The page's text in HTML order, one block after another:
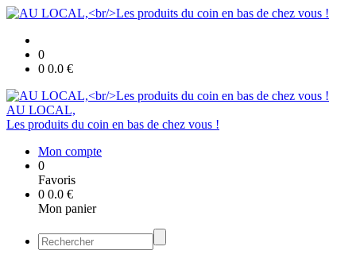
0
0 0.0 €
AU LOCAL,
Les produits du coin en bas de chez vous !
Mon compte
0
Favoris
0 0.0 €
Mon panier